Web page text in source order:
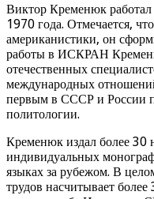
Виктор Кременюк
1970 года. Отмечается,
американистики, он
работы в ИСКРАН
отечественных
международных
первым в СССР и России
политологии.
Кременюк издал более 30
индивидуальных
языках за рубежом. В
трудов насчитывает